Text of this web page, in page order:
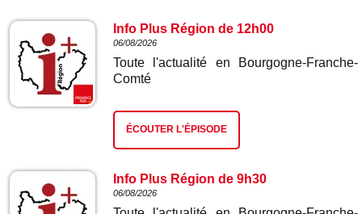
Info Plus Région de 12h00
06/08/2026
Toute l'actualité en Bourgogne-Franche-
Comté
ÉCOUTER L'ÉPISODE
Info Plus Région de 9h30
06/08/2026